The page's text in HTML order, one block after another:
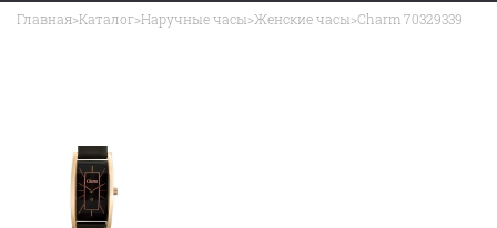
Главная>Каталог>Наручные часы>Женские часы>Charm 70329339